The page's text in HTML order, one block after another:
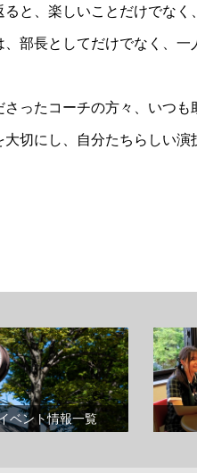
と、楽しいことだけでな
部長としてだけでなく、
ったコーチの方々、いつ
切にし、自分たちらしい演
ベント情報一覧